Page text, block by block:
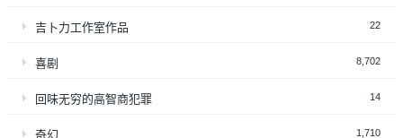
吉卜力工作室作品 22
喜剧 8,702
回味无穷的高智商犯罪 14
奇幻 1,710